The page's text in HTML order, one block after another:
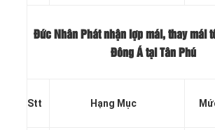
Đức Nhân Phát nhận lợp mái, thay mái
Đông Á tại Tân Phú
Stt Hạng Mục